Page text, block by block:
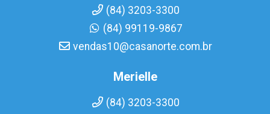
(84) 3203-3300
(84) 99119-9867
vendas10@casanorte.com.br
Merielle
(84) 3203-3300